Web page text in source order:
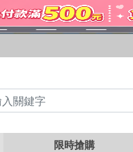
限時搶購
Panasonic KX-FA83E 相容碳粉匣